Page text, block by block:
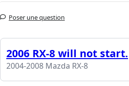
Poser une question
2006 RX-8 will not start.
2004-2008 Mazda RX-8